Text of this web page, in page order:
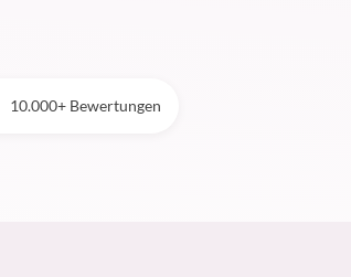
10.000+ Bewertungen